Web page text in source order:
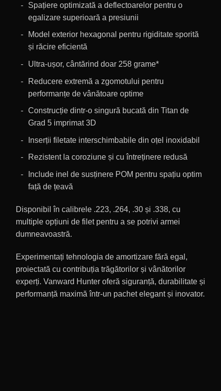
Spațiere optimizată a deflectoarelor pentru o
egalizare superioară a presiunii
Model exterior hexagonal pentru rigiditate sporită
și răcire eficientă
Ultra-ușor, cântărind doar 258 grame*
Reducere extremă a zgomotului pentru
performanțe de vânătoare optime
Construcție dintr-o singură bucată din Titan de
Grad 5 imprimat 3D
Inserții filetate interschimbabile din oțel inoxidabil
Rezistent la coroziune și cu întreținere redusă
Include inel de susținere POM pentru spațiu optim
față de țeavă
Disponibil în calibrele .223, .264, .30 și .338, cu
multiple opțiuni de filet pentru a se potrivi armei
dumneavoastră.
Experimentați tehnologia de amortizare fără egal,
proiectată cu contribuția trăgătorilor și vânătorilor
experți. Vanward Hunter oferă siguranță, durabilitate și
performanță maximă într-un pachet elegant și inovator.